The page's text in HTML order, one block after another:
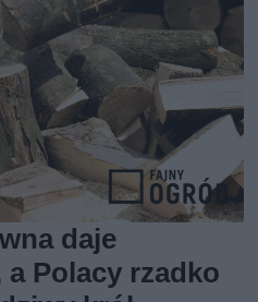
daje
a Polacy rzadko